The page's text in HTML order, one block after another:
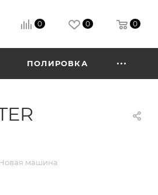
0 0 0
ПОЛИРОВКА
Новая машина